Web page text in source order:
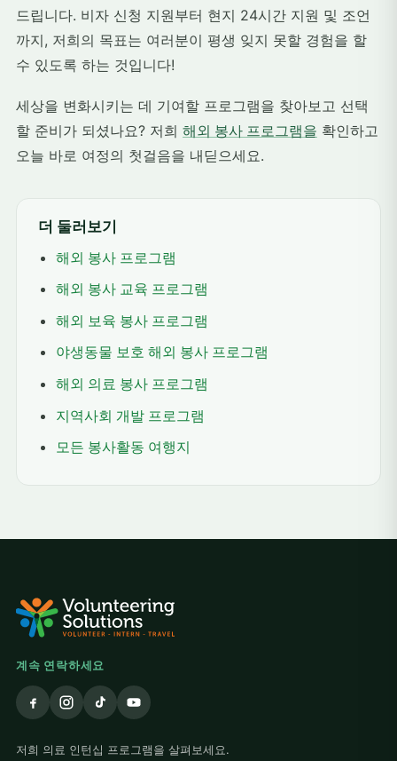
드립니다. 비자 신청 지원부터 현지 24시간 지원 및 조언
까지, 저희의 목표는 여러분이 평생 잊지 못할 경험을 할
수 있도록 하는 것입니다!
세상을 변화시키는 데 기여할 프로그램을 찾아보고 선택
할 준비가 되셨나요? 저희 해외 봉사 프로그램을 확인하고
오늘 바로 여정의 첫걸음을 내딛으세요.
더 둘러보기
해외 봉사 프로그램
해외 봉사 교육 프로그램
해외 보육 봉사 프로그램
야생동물 보호 해외 봉사 프로그램
해외 의료 봉사 프로그램
지역사회 개발 프로그램
모든 봉사활동 여행지
계속 연락하세요
저희 의료 인턴십 프로그램을 살펴보세요.